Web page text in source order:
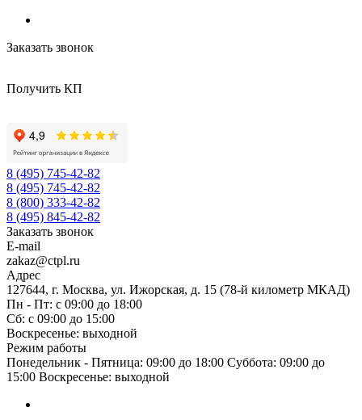
Заказать звонок
Получить КП
8 (495) 745-42-82
8 (495) 745-42-82
8 (800) 333-42-82
8 (495) 845-42-82
Заказать звонок
E-mail
zakaz@ctpl.ru
Адрес
127644, г. Москва, ул. Ижорская, д. 15 (78-й километр МКАД)
Пн - Пт: с 09:00 до 18:00
Сб: с 09:00 до 15:00
Воскресенье: выходной
Режим работы
Понедельник - Пятница: 09:00 до 18:00 Суббота: 09:00 до
15:00 Воскресенье: выходной